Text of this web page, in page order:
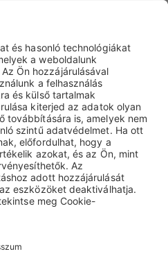
Veritas hitelesíti.
alkotja a cégelkötelezett
hőmérsékleti tartományban
15-25°C) történik az áruk
SAP szoftver segítségével
a kezelő
javításokat saját